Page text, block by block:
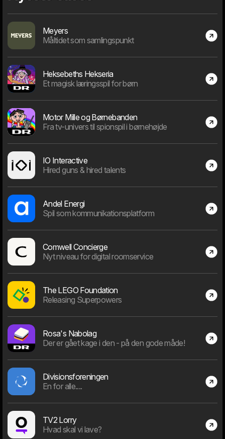
den vigtigste opgave at vælge det rigtige projekt.
Dage "in business"
9718
Dage siden 1. januar 2000
Medarbejdere
69
Gennemsnitslig dværge alder
28 - 38 år
62%
23% over
Antal dværge børn
Meyers
Måltidet som samlingspunkt
Heksebeths Hekseria
Et magisk læringsspil for børn
Motor Mille og Børnebanden
Fra tv-univers til spionspil i børnehøjde
IO Interactive
Hired guns & hired talents
Andel Energi
Spil som kommunikationsplatform
Comwell Concierge
Nyt niveau for digital roomservice
The LEGO Foundation
Releasing Superpowers
Rosa's Nabolag
Der er gået kage i den - på den gode måde!
Divisionsforeningen
En for alle....
TV2 Lorry
Hvad skal vi lave?